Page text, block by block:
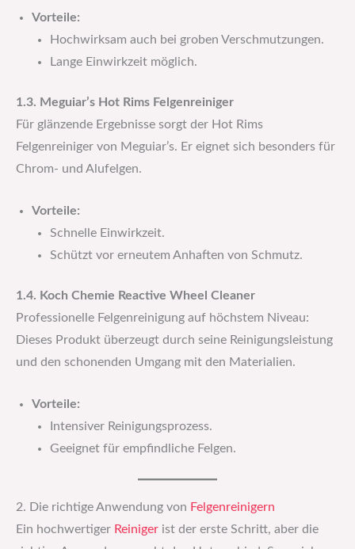
Vorteile:
Hochwirksam auch bei groben Verschmutzungen.
Lange Einwirkzeit möglich.
1.3. Meguiar’s Hot Rims Felgenreiniger
Für glänzende Ergebnisse sorgt der Hot Rims
Felgenreiniger von Meguiar’s. Er eignet sich besonders für
Chrom- und Alufelgen.
Vorteile:
Schnelle Einwirkzeit.
Schützt vor erneutem Anhaften von Schmutz.
1.4. Koch Chemie Reactive Wheel Cleaner
Professionelle Felgenreinigung auf höchstem Niveau:
Dieses Produkt überzeugt durch seine Reinigungsleistung
und den schonenden Umgang mit den Materialien.
Vorteile:
Intensiver Reinigungsprozess.
Geeignet für empfindliche Felgen.
2. Die richtige Anwendung von Felgenreinigern
Ein hochwertiger Reiniger ist der erste Schritt, aber die